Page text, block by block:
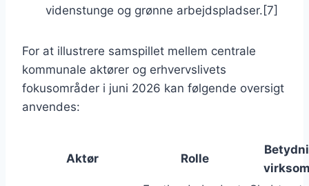
videnstunge og grønne arbejdspladser.[7]
For at illustrere samspillet mellem centrale
kommunale aktører og erhvervslivets
fokusområder i juni 2026 kan følgende oversigt
anvendes:
Aktør Rolle